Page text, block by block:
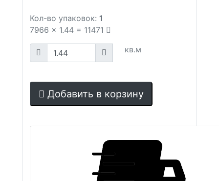
Кол-во упаковок: 1
7966 x 1.44 = 11471
кв.м
Добавить в корзину